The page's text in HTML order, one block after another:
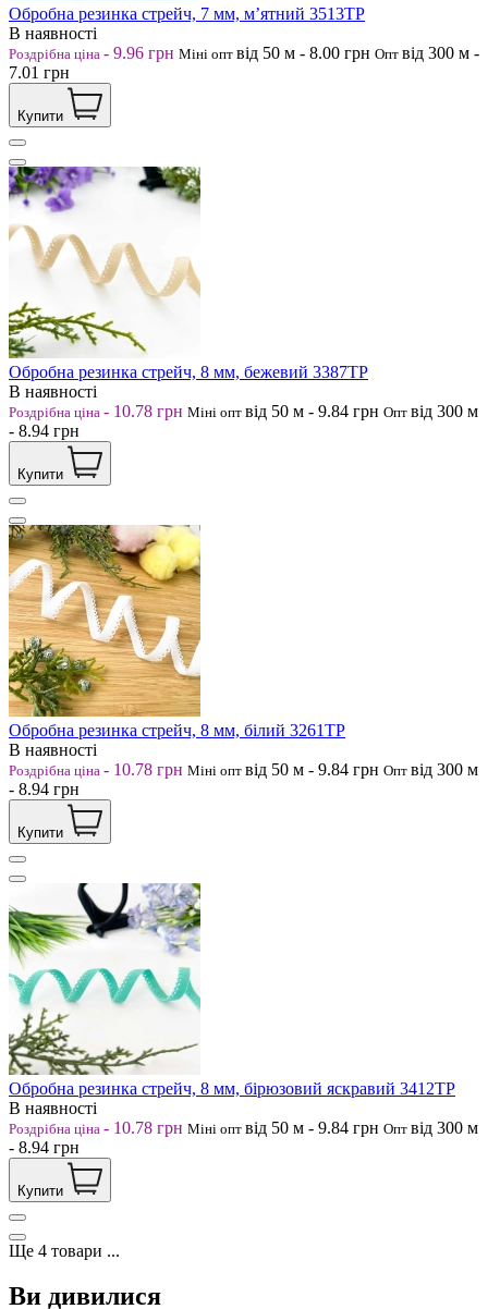
Обробна резинка стрейч, 7 мм, мʼятний 3513ТР
В наявності
Роздрібна ціна - 9.96 грн Міні опт від 50 м - 8.00 грн Опт від 300 м -
7.01 грн
Купити
Обробна резинка стрейч, 8 мм, бежевий 3387ТР
В наявності
Роздрібна ціна - 10.78 грн Міні опт від 50 м - 9.84 грн Опт від 300 м
- 8.94 грн
Купити
Обробна резинка стрейч, 8 мм, білий 3261ТР
В наявності
Роздрібна ціна - 10.78 грн Міні опт від 50 м - 9.84 грн Опт від 300 м
- 8.94 грн
Купити
Обробна резинка стрейч, 8 мм, бірюзовий яскравий 3412ТР
В наявності
Роздрібна ціна - 10.78 грн Міні опт від 50 м - 9.84 грн Опт від 300 м
- 8.94 грн
Купити
Ще 4 товари ...
Ви дивилися